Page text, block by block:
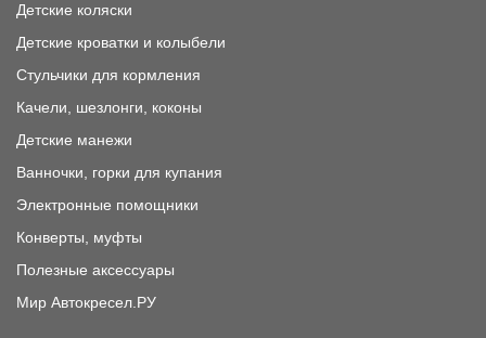
Детские коляски
Детские кроватки и колыбели
Стульчики для кормления
Качели, шезлонги, коконы
Детские манежи
Ванночки, горки для купания
Электронные помощники
Конверты, муфты
Полезные аксессуары
Мир Автокресел.РУ